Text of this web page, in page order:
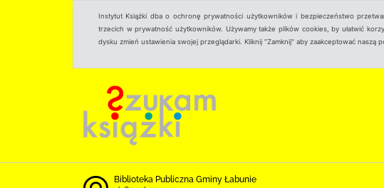
Instytut Książki dba o ochronę prywatności użytkowników i bezpieczeństwo
trzecich w prywatność użytkowników. Używamy także plików cookies, by ułatwić
dysku zmień ustawienia swojej przeglądarki. Kliknij "Zamknij" aby zaakceptować naszą
Biblioteka Publiczna Gminy Łabunie